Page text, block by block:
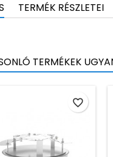
TERMÉK RÉSZLETEI
TERMÉKEK
favorite_border